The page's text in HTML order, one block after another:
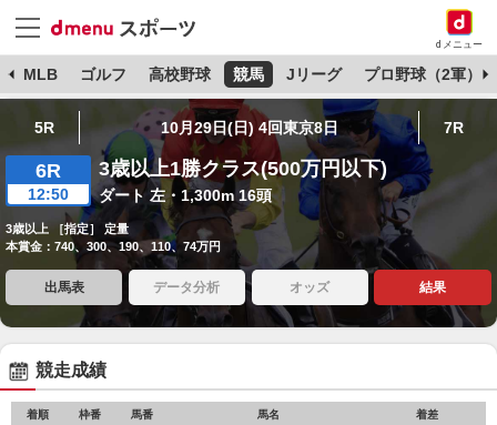
dメニュー
MLB ゴルフ 高校野球 競馬 Jリーグ プロ野球（2軍）
5R 10月29日(日) 4回東京8日 7R
6R
12:50
3歳以上1勝クラス(500万円以下)
ダート 左・1,300m 16頭
3歳以上 ［指定］ 定量
本賞金：740、300、190、110、74万円
出馬表 データ分析 オッズ 結果
競走成績
着順 枠番 馬番 馬名 着差